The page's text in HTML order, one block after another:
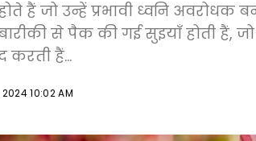
हैं जो उन्हें प्रभावी ध्वनि अवरोधक
बारीकी से पैक की गई सुइयाँ होती हैं,
हैं...
2024 10:02 AM